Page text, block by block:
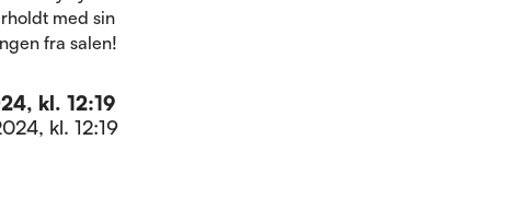
med sin
fra salen!
kl. 12:19
kl. 12:19